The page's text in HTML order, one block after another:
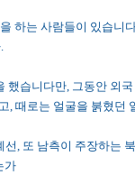
하는 사람들이 있습니
했습니다만, 그동안 외
, 때로는 얼굴을 붉혔던
, 또 남측이 주장하는
가